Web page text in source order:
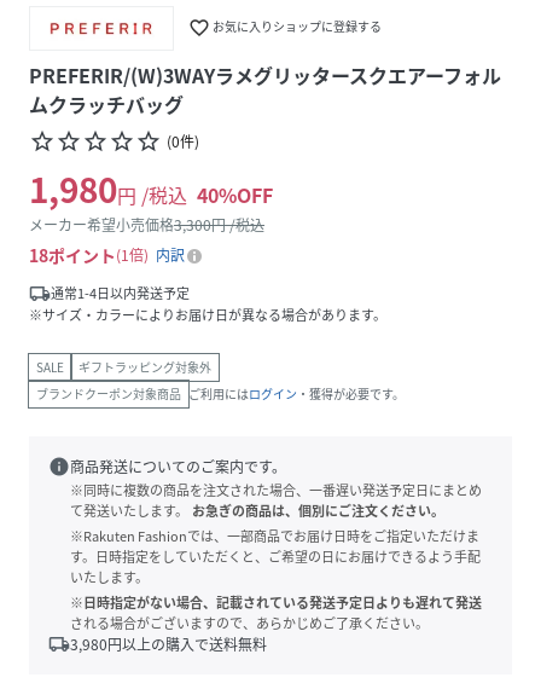
favorite_border お気に入りショップに登録する
PREFERIR/(W)3WAYラメグリッタースクエアーフォル
ムクラッチバッグ
star_borderstar_borderstar_borderstar_borderstar_border (0件)
1,980円 /税込 40%OFF
メーカー希望小売価格3,300円 /税込
18ポイント 1倍
内訳
local_shipping通常1-4日以内発送予定
※サイズ・カラーによりお届け日が異なる場合があります。
SALE
ギフトラッピング対象外
ブランドクーポン対象商品 ご利用にはログイン ・獲得が必要です。
info商品発送についてのご案内です。
※同時に複数の商品を注文された場合、一番遅い発送予定日にまとめ
て発送いたします。
お急ぎの商品は、個別にご注文ください。
※Rakuten Fashionでは、一部商品でお届け日時をご指定いただけま
す。日時指定をしていただくと、ご希望の日にお届けできるよう手配
いたします。
※日時指定がない場合、記載されている発送予定日よりも遅れて発送
される場合がございますので、あらかじめご了承ください。
local_shipping3,980円以上の購入で送料無料